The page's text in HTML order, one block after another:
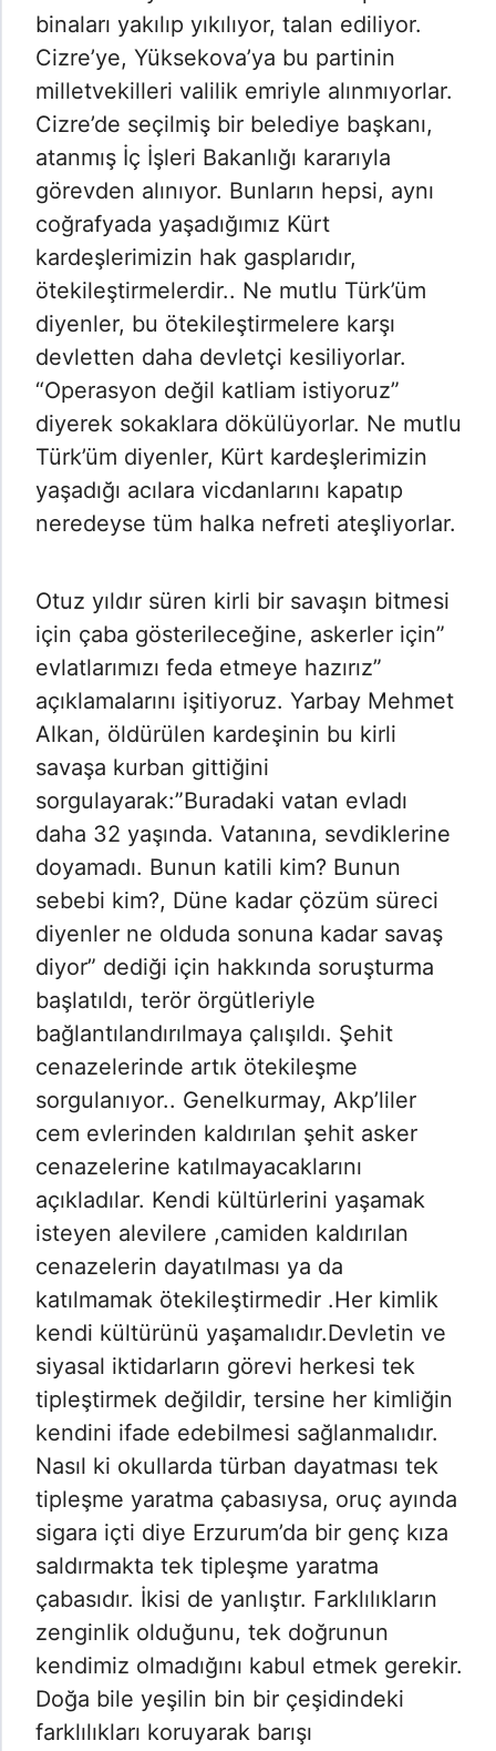
binaları yakılıp yıkılıyor, talan ediliyor.
Cizre’ye, Yüksekova’ya bu partinin
milletvekilleri valilik emriyle alınmıyorlar.
Cizre’de seçilmiş bir belediye başkanı,
atanmış İç İşleri Bakanlığı kararıyla
görevden alınıyor. Bunların hepsi, aynı
coğrafyada yaşadığımız Kürt
kardeşlerimizin hak gasplarıdır,
ötekileştirmelerdir.. Ne mutlu Türk’üm
diyenler, bu ötekileştirmelere karşı
devletten daha devletçi kesiliyorlar.
“Operasyon değil katliam istiyoruz”
diyerek sokaklara dökülüyorlar. Ne mutlu
Türk’üm diyenler, Kürt kardeşlerimizin
yaşadığı acılara vicdanlarını kapatıp
neredeyse tüm halka nefreti ateşliyorlar.
Otuz yıldır süren kirli bir savaşın bitmesi
için çaba gösterileceğine, askerler için”
evlatlarımızı feda etmeye hazırız”
açıklamalarını işitiyoruz. Yarbay Mehmet
Alkan, öldürülen kardeşinin bu kirli
savaşa kurban gittiğini
sorgulayarak:”Buradaki vatan evladı
daha 32 yaşında. Vatanına, sevdiklerine
doyamadı. Bunun katili kim? Bunun
sebebi kim?, Düne kadar çözüm süreci
diyenler ne olduda sonuna kadar savaş
diyor” dediği için hakkında soruşturma
başlatıldı, terör örgütleriyle
bağlantılandırılmaya çalışıldı. Şehit
cenazelerinde artık ötekileşme
sorgulanıyor.. Genelkurmay, Akp’liler
cem evlerinden kaldırılan şehit asker
cenazelerine katılmayacaklarını
açıkladılar. Kendi kültürlerini yaşamak
isteyen alevilere ,camiden kaldırılan
cenazelerin dayatılması ya da
katılmamak ötekileştirmedir .Her kimlik
kendi kültürünü yaşamalıdır.Devletin ve
siyasal iktidarların görevi herkesi tek
tipleştirmek değildir, tersine her kimliğin
kendini ifade edebilmesi sağlanmalıdır.
Nasıl ki okullarda türban dayatması tek
tipleşme yaratma çabasıysa, oruç ayında
sigara içti diye Erzurum’da bir genç kıza
saldırmakta tek tipleşme yaratma
çabasıdır. İkisi de yanlıştır. Farklılıkların
zenginlik olduğunu, tek doğrunun
kendimiz olmadığını kabul etmek gerekir.
Doğa bile yeşilin bin bir çeşidindeki
farklılıkları koruyarak barışı